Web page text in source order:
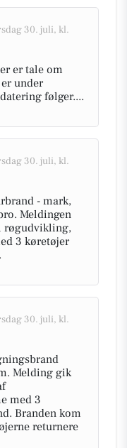
30. juli, kl.
er tale om
under
følger....
30. juli, kl.
- mark,
Meldingen
røgudvikling,
3 køretøjer
30. juli, kl.
Melding gik
med 3
Branden kom
returnere